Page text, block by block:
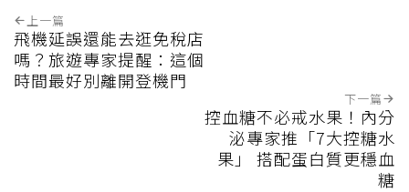
上一篇
飛機延誤還能去逛免稅店
嗎？旅遊專家提醒：這個
時間最好別離開登機門
下一篇
控血糖不必戒水果！內分
泌專家推「7大控糖水
果」 搭配蛋白質更穩血
糖